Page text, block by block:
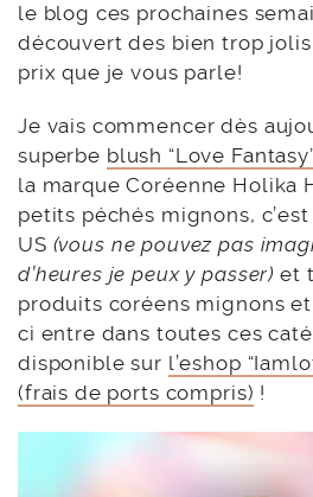
le blog ces prochaines
découvert des bien trop
prix que je vous parle!
Je vais commencer dès
superbe blush “Love
la marque Coréenne Holika
petits péchés mignons,
US (vous ne pouvez pas
d’heures je peux y passer) et
produits coréens mignons
ci entre dans toutes ces
disponible sur l’eshop
(frais de ports compris) !